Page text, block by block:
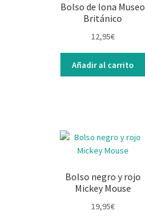
Bolso de lona Museo
Británico
12,95€
Añadir al carrito
Bolso negro y rojo
Mickey Mouse
19,95€